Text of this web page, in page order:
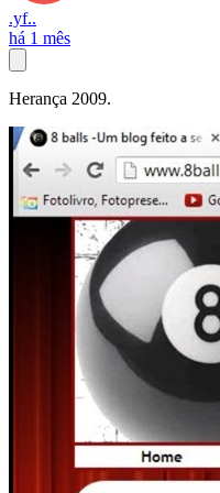
.yf..
há 1 mês
Herança 2009.